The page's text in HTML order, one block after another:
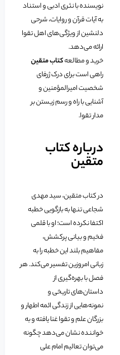
نویسنده با نثری ادبی و استناد
به آیات قرآن و روایات، شرحی
دلنشین از ویژگی‌های اهل تقوا
ارائه می‌دهد.
خرید و مطالعهکتاب متقین
راهی است برای درک ژرفای
شخصیت امیرالمؤمنین و
آشنایی با راه و رسم زیستن بر
مدار تقوا.
درباره کتاب
متقین
در کتاب متقین، سید مهدی
شجاعی تنها به بازگویی خطبه
اکتفا نکرده است؛ او با قلمی
فخیم و بیانی پرکشش،
مفاهیم بلند این خطبه را به
زبانی امروزین تفسیر می‌کند. هر
فصل با بهره‌گیری از
داستان‌های تاریخی و
نمونه‌هایی از زندگی ائمه اطهار و
بزرگان علم و تقوا غنا یافته و به
خواننده نشان می‌دهد چگونه
می‌توان تعالیم امام علی